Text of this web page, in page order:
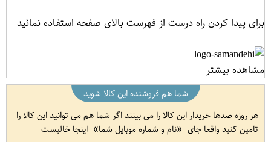
برای پیدا کردن راه درست از فهرست بالای صفحه استفاده نمائید
مشاهده بیشتر
شما هم فروشنده این کالا شوید
هر روزه صدها خریدار این کالا را می بینند اگر شما هم می توانید این کالا را
تامین کنید واقعا جای
نام و شماره موبایل شما اینجا خالیست